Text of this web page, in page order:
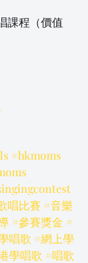
課程（價值
#hkmoms
唱比賽 #音樂
#參賽獎金 #
唱歌 #網上學
學唱歌 #唱歌